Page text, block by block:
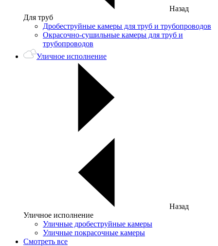
Назад
Для труб
Дробеструйные камеры для труб и трубопроводов
Окрасочно-сушильные камеры для труб и
трубопроводов
Уличное исполнение
Назад
Уличное исполнение
Уличные дробеструйные камеры
Уличные покрасочные камеры
Смотреть все